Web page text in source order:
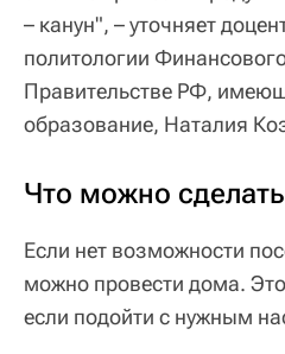
– канун", – уточняет
политологии
Правительстве РФ,
образование, Наталия
Что можно
Если нет возможности
можно провести дома.
если подойти с нужным